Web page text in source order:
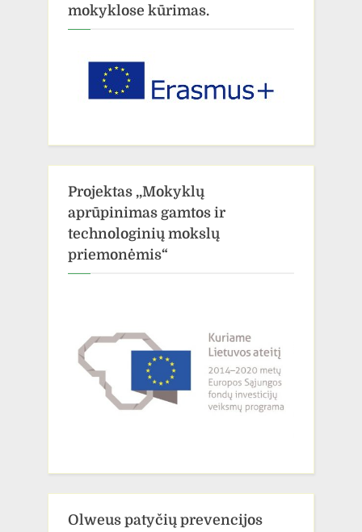
mokyklose kūrimas.
Projektas ,,Mokyklų
aprūpinimas gamtos ir
technologinių mokslų
priemonėmis“
Olweus patyčių prevencijos